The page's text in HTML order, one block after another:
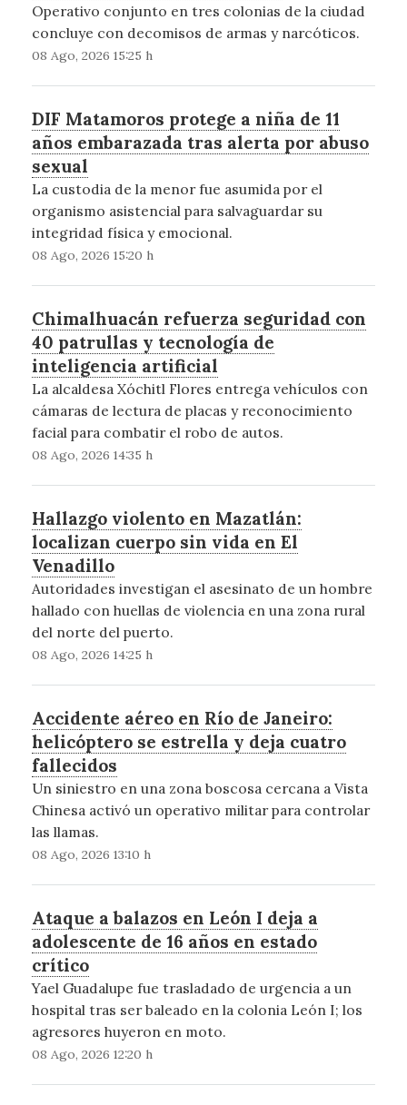
Operativo conjunto en tres colonias de la ciudad
concluye con decomisos de armas y narcóticos.
08 Ago, 2026 15:25 h
DIF Matamoros protege a niña de 11
años embarazada tras alerta por abuso
sexual
La custodia de la menor fue asumida por el
organismo asistencial para salvaguardar su
integridad física y emocional.
08 Ago, 2026 15:20 h
Chimalhuacán refuerza seguridad con
40 patrullas y tecnología de
inteligencia artificial
La alcaldesa Xóchitl Flores entrega vehículos con
cámaras de lectura de placas y reconocimiento
facial para combatir el robo de autos.
08 Ago, 2026 14:35 h
Hallazgo violento en Mazatlán:
localizan cuerpo sin vida en El
Venadillo
Autoridades investigan el asesinato de un hombre
hallado con huellas de violencia en una zona rural
del norte del puerto.
08 Ago, 2026 14:25 h
Accidente aéreo en Río de Janeiro:
helicóptero se estrella y deja cuatro
fallecidos
Un siniestro en una zona boscosa cercana a Vista
Chinesa activó un operativo militar para controlar
las llamas.
08 Ago, 2026 13:10 h
Ataque a balazos en León I deja a
adolescente de 16 años en estado
crítico
Yael Guadalupe fue trasladado de urgencia a un
hospital tras ser baleado en la colonia León I; los
agresores huyeron en moto.
08 Ago, 2026 12:20 h